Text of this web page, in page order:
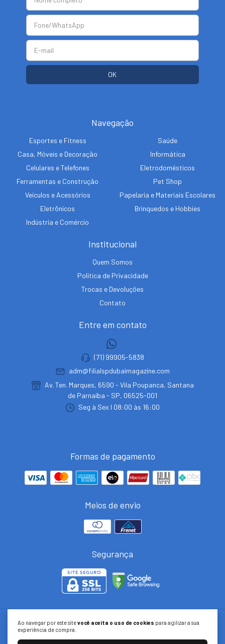
Ao navegar por este sitevocê aceita o uso de cookies para agilizar a sua
experiência de compra.
Navegação
Esportes e Fitness
Casa, Móveis e Decoração
Celulares e Telefones
Ferramentas e Construção
Veículos e Acessórios
Eletrônicos
Indústria e Comércio
Saúde
Informática
Eletrodomésticos
Pet Shop
Papelaria e Materiais Escolares
Brinquedos e Hobbies
Institucional
Quem Somos
Política de Privacidade
Trocas e Devoluções
Contato
Entre em contato
(71) 99905-5838
adm@filialspdubaimagazine.com
Av. Ten. Marques, 6590 - Vila Poupanca, Santana
de Parnaíba - SP, 06525-001
Seg à Sex I 08:00 às 16:00
Formas de pagamento
Meios de envio
Segurança
Dubai Magazine